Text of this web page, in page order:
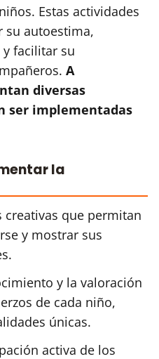
Estas actividades
su autoestima,
facilitar su
A
diversas
ser implementadas
la
creativas que permitan
y mostrar sus
y la valoración
de cada niño,
únicas.
activa de los